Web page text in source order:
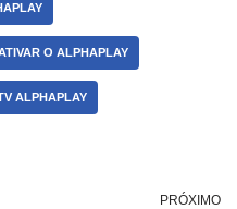
O ALPHAPLAY
ALPHAPLAY
PRÓXIMO